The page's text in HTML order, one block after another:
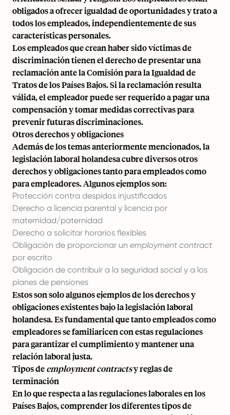
obligados a ofrecer igualdad de oportunidades y trato a
todos los empleados, independientemente de sus
características personales.
Los empleados que crean haber sido víctimas de
discriminación tienen el derecho de presentar una
reclamación ante la Comisión para la Igualdad de
Tratos de los Países Bajos. Si la reclamación resulta
válida, el empleador puede ser requerido a pagar una
compensación y tomar medidas correctivas para
prevenir futuras discriminaciones.
Otros derechos y obligaciones
Además de los temas anteriormente mencionados, la
legislación laboral holandesa cubre diversos otros
derechos y obligaciones tanto para empleados como
para empleadores. Algunos ejemplos son:
Protección contra despidos injustificados
Derecho a licencia parental y licencia por
maternidad/paternidad
Derecho a solicitar horarios flexibles
Obligación de proporcionar un employment contract
por escrito
Obligación de contribuir a la seguridad social y a los
planes de pensiones
Estos son solo algunos ejemplos de los derechos y
obligaciones existentes bajo la legislación laboral
holandesa. Es fundamental que tanto empleados como
empleadores se familiaricen con estas regulaciones
para garantizar el cumplimiento y mantener una
relación laboral justa.
Tipos deemployment contractsy reglas de
terminación
En lo que respecta a las regulaciones laborales en los
Países Bajos, comprender los diferentes tipos de